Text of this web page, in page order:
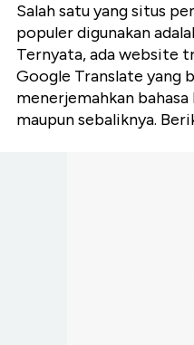
Salah satu yang situs
populer digunakan
Ternyata, ada website
Google Translate yang
menerjemahkan
maupun sebaliknya.